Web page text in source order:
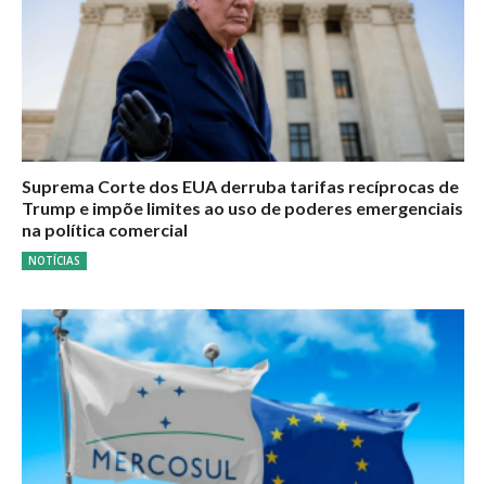
Suprema Corte dos EUA derruba tarifas recíprocas de
Trump e impõe limites ao uso de poderes emergenciais
na política comercial
NOTÍCIAS